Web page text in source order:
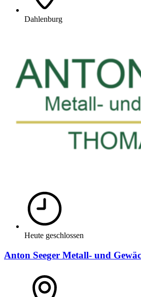
Dahlenburg
Heute geschlossen
Anton Seeger Metall- und